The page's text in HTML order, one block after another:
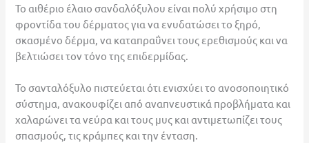
Το αιθέριο έλαιο σανδαλόξυλου είναι πολύ χρήσιμο στη
φροντίδα του δέρματος για να ενυδατώσει το ξηρό,
σκασμένο δέρμα, να καταπραΰνει τους ερεθισμούς και να
βελτιώσει τον τόνο της επιδερμίδας.
Το σανταλόξυλο πιστεύεται ότι ενισχύει το ανοσοποιητικό
σύστημα, ανακουφίζει από αναπνευστικά προβλήματα και
χαλαρώνει τα νεύρα και τους μυς και αντιμετωπίζει τους
σπασμούς, τις κράμπες και την ένταση.